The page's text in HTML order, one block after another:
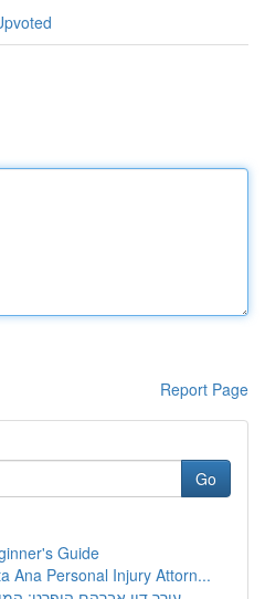
Report Page
Go
Guide
Ana Personal Injury Attorn...